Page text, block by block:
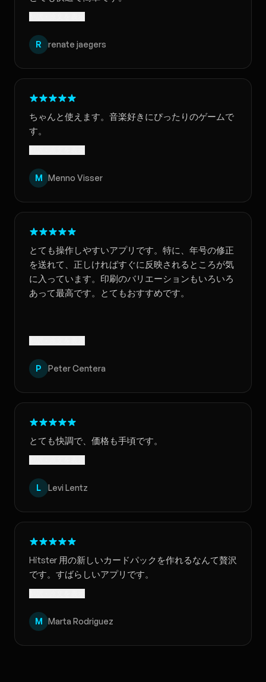
R renate jaegers
ちゃんと使えます。音楽好きにぴったりのゲームで
す。
M Menno Visser
とても操作しやすいアプリです。特に、年号の修正
を送れて、正しければすぐに反映されるところが気
に入っています。印刷のバリエーションもいろいろ
あって最高です。とてもおすすめです。
P Peter Centera
とても快調で、価格も手頃です。
L Levi Lentz
Hitster 用の新しいカードパックを作れるなんて贅沢
です。すばらしいアプリです。
M Marta Rodriguez